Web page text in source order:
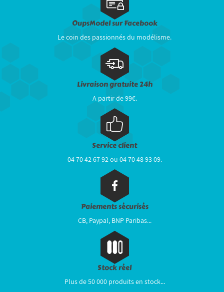
OupsModel sur Facebook
Le coin des passionnés du modélisme.
Livraison gratuite 24h
A partir de 99€.
Service client
04 70 42 67 92 ou 04 70 48 93 09.
Paiements sécurisés
CB, Paypal, BNP Paribas...
Stock réel
Plus de 50 000 produits en stock...